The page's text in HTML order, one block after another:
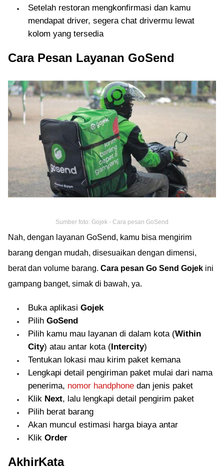
Setelah restoran mengkonfirmasi dan kamu
mendapat driver, segera chat drivermu lewat
kolom yang tersedia
Cara Pesan Layanan GoSend
Sumber foto: Gojek - Cara pesan GoSend
Nah, dengan layanan GoSend, kamu bisa mengirim
barang dengan mudah, disesuaikan dengan dimensi,
berat dan volume barang. Cara pesan Go Send Gojek ini
gampang banget, simak di bawah, ya.
Buka aplikasi Gojek
Pilih GoSend
Pilih kamu mau layanan di dalam kota (Within
City) atau antar kota (Intercity)
Tentukan lokasi mau kirim paket kemana
Lengkapi detail pengiriman paket mulai dari nama
penerima, nomor handphone dan jenis paket
Klik Next, lalu lengkapi detail pengirim paket
Pilih berat barang
Akan muncul estimasi harga biaya antar
Klik Order
AkhirKata